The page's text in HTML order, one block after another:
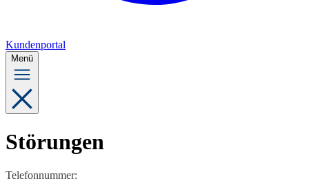
Kundenportal
Menü
Störungen
Telefonnummer: